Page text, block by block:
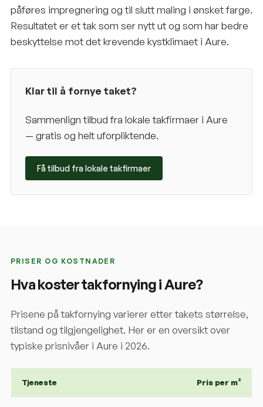
påføres impregnering og til slutt maling i ønsket farge.
Resultatet er et tak som ser nytt ut og som har bedre
beskyttelse mot det krevende kystklimaet i Aure.
Klar til å fornye taket?
Sammenlign tilbud fra lokale takfirmaer i Aure
— gratis og helt uforpliktende.
Få tilbud fra lokale takfirmaer
PRISER OG KOSTNADER
Hva koster takfornying iAure?
Prisene på takfornying varierer etter takets størrelse,
tilstand og tilgjengelighet. Her er en oversikt over
typiske prisnivåer i Aure i 2026.
Tjeneste Pris per m²